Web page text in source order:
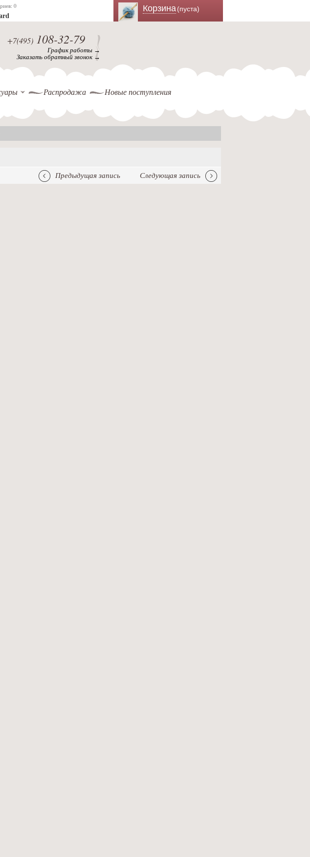
0
Корзина(пуста)
+7(495) 108-32-79
График работы →
Заказать обратный звонок →
Распродажа Новые поступления
Предыдущая запись Следующая запись